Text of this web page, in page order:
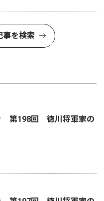
事を検索
第198回 徳川将軍家の